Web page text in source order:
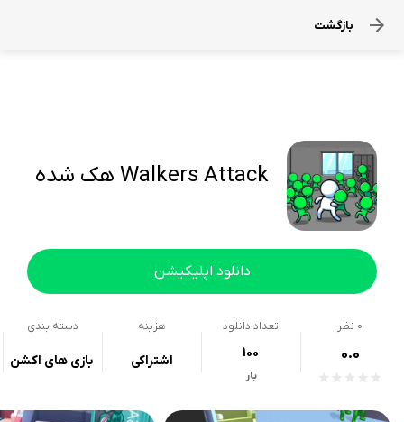
بازگشت
Walkers Attack هک شده
دانلود اپلیکیشن
0 نظر
0.0
تعداد دانلود
100
بار
هزینه
اشتراکی
دسته بندی
بازی های اکشن